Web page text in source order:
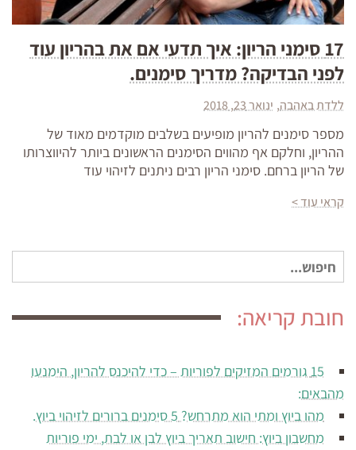
17 סימני הריון: איך תדעי אם את בהריון עוד
לפני הבדיקה? מדריך סימנים.
ללדת באהבה ינואר 23, 2018
מספר סימנים להריון מופיעים בשלבים מוקדמים מאוד של
ההריון, וחלקם אף מהווים הסימנים הראשונים ביותר להיווצרותו
של הריון ברחם. סימני הריון רבים ניתנים לזיהוי עוד
קראי עוד >
חיפוש
עבור:
חובת קריאה:
15 גורמים המזיקים לפוריות – כדי להיכנס להריון, הימנעו
מהבאים:
מהו ביוץ ומתי הוא מתרחש? 5 סימנים ברורים לזיהוי ביוץ.
מחשבון ביוץ: חישוב תאריך ביוץ לבן או לבת, ימי פוריות